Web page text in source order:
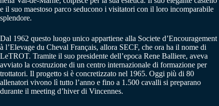
e il suo maestoso parco seducono i visitatori con il loro incomparabile
splendore.
Dal 1962 questo luogo unico appartiene alla Societe d’Encouragement
à l’Elevage du Cheval Français, allora SECF, che ora ha il nome di
LeTROT. Tramite il suo presidente dell’epoca Rene Balliere, aveva
avviato la costruzione di un centro internazionale di formazione per
trottatori. Il progetto si è concretizzato nel 1965. Oggi più di 80
allenatori vivono lì tutto l’anno e fino a 1.500 cavalli si preparano
durante il meeting d’hiver di Vincennes.